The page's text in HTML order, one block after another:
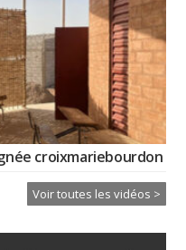
croixmariebourdon
Voir toutes les vidéos >